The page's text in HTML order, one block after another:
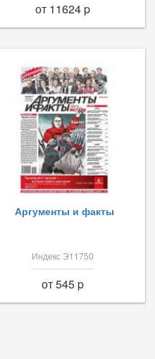
от 11624 p
Аргументы и факты
Индекс Э11750
от 545 p